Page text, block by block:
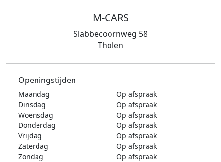
M-CARS
Slabbecoornweg 58
Tholen
Openingstijden
Maandag
Op afspraak
Dinsdag
Op afspraak
Woensdag
Op afspraak
Donderdag
Op afspraak
Vrijdag
Op afspraak
Zaterdag
Op afspraak
Zondag
Op afspraak